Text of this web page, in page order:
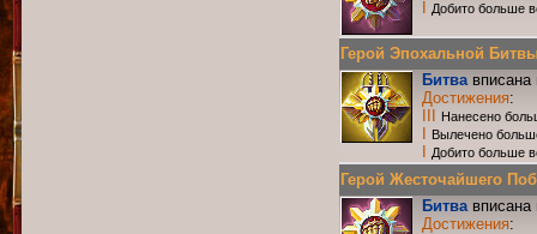
Добито больше
Герой Эпохальной
Битвавписана
Достижения:
Нанесено
Вылечено
Добито больше
Герой Жесточайшего
Битвавписана
Достижения: